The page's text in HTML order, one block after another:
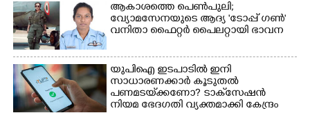
ആകാശത്തെ പെൺപുലി;
വ്യോമസേനയുടെ ആദ്യ 'ടോപ്പ് ഗൺ'
വനിതാ ഫൈറ്റർ പൈലറ്റായി ഭാവന
യുപിഐ ഇടപാടിൽ ഇനി
സാധാരണക്കാർ കൂടുതൽ
പണമടയ്‌ക്കണോ?​ ടാക്‌സേഷൻ
നിയമ ഭേദഗതി വ്യക്തമാക്കി കേന്ദ്രം